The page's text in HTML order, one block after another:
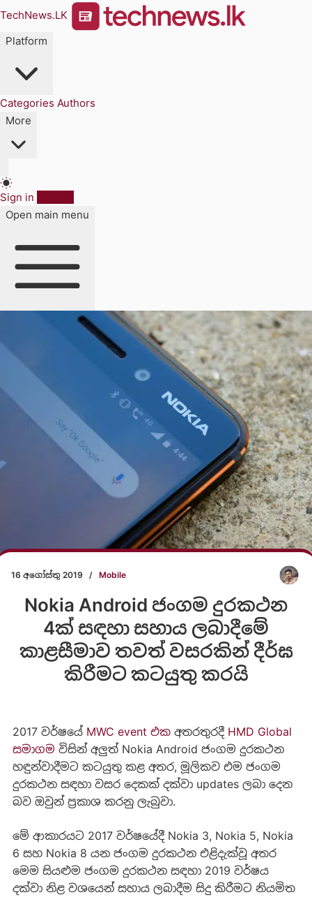
TechNews.LK
Platform
Categories Authors
More
Sign in
Open main menu
16 අගෝස්තු 2019 / Mobile
Nokia Android ජංගම දුරකථන
4ක් සඳහා සහාය ලබාදීමේ
කාළසීමාව තවත් වසරකින් දීර්ඝ
කිරීමට කටයුතු කරයි
2017 වර්ෂයේ MWC event එකඅතරතුරදී HMD Global
සමාගම විසින් අලුත් Nokia Android ජංගම දුරකථන
හඳුන්වාදීමට කටයුතු කළ අතර, මූලිකව එම ජංගම
දුරකථන සඳහා වසර දෙකක් දක්වා updates ලබා දෙන
බව ඔවුන් ප්‍රකාශ කරනු ලැබුවා.
මේ ආකාරයට 2017 වර්ෂයේදී Nokia 3, Nokia 5, Nokia
6 සහ Nokia 8 යන ජංගම දුරකථන එළිදැක්වූ අතර
මෙම සියළුම ජංගම දුරකථන සඳහා 2019 වර්ෂය
දක්වා නිළ වශයෙන් සහාය ලබාදීම සිදු කිරීමට නියමිත